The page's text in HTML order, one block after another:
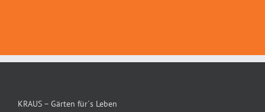
KRAUS – Gärten für´s Leben